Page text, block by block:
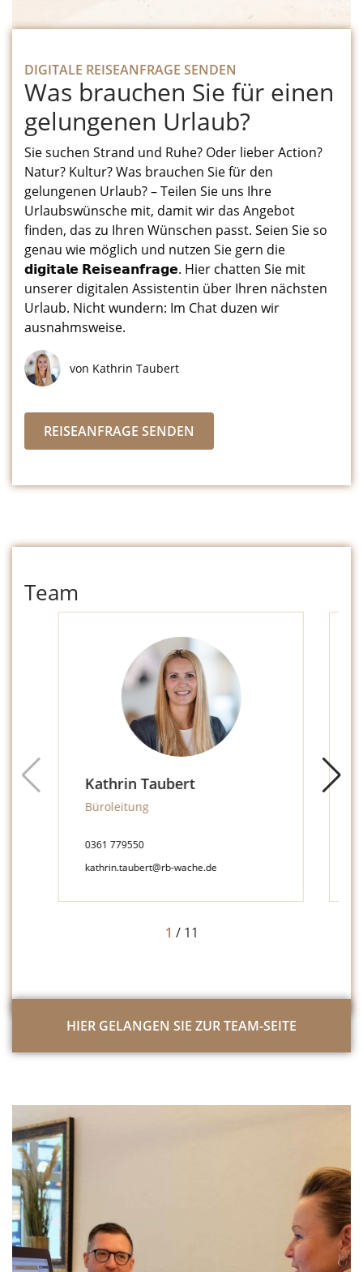
DIGITALE REISEANFRAGE SENDEN
Was brauchen Sie für einen
gelungenen Urlaub?
Sie suchen Strand und Ruhe? Oder lieber Action?
Natur? Kultur? Was brauchen Sie für den
gelungenen Urlaub? – Teilen Sie uns Ihre
Urlaubswünsche mit, damit wir das Angebot
finden, das zu Ihren Wünschen passt. Seien Sie so
genau wie möglich und nutzen Sie gern die
𝗱𝗶𝗴𝗶𝘁𝗮𝗹𝗲 𝗥𝗲𝗶𝘀𝗲𝗮𝗻𝗳𝗿𝗮𝗴𝗲. Hier chatten Sie mit
unserer digitalen Assistentin über Ihren nächsten
Urlaub. Nicht wundern: Im Chat duzen wir
ausnahmsweise.
von Kathrin Taubert
REISEANFRAGE SENDEN
Team
Kathrin Taubert
Büroleitung
0361 779550
kathrin.taubert@rb-wache.de
1 / 11
HIER GELANGEN SIE ZUR TEAM-SEITE